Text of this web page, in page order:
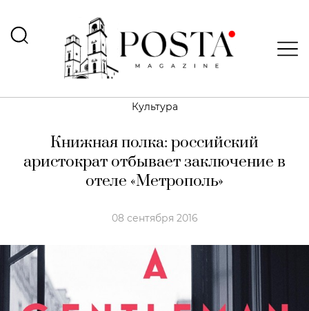
Культура
Книжная полка: российский
аристократ отбывает заключение в
отеле «Метрополь»
08 сентября 2016